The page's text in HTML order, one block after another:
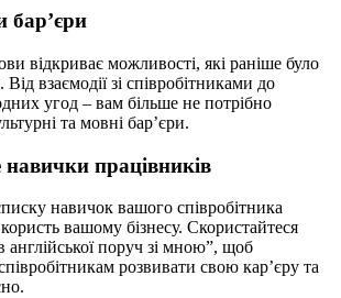
бар’єри
відкриває можливості, які раніше було
взаємодії зі співробітниками до
угод – вам більше не потрібно
та мовні бар’єри.
працівників
навичок вашого співробітника
вашому бізнесу. Скористайтеся
англійської поруч зі мною”, щоб
розвивати свою кар’єру та